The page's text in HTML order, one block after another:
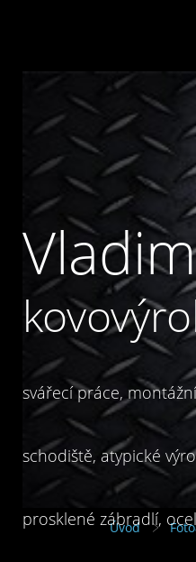
svářecí práce,
schodiště, atypické
prosklené zábradlí,
Úvod